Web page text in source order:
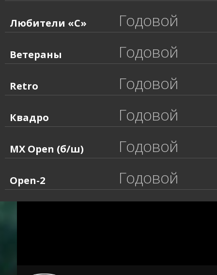
Любители «C» Годовой
Ветераны Годовой
Retro Годовой
Квадро Годовой
MX Open (б/ш) Годовой
Open-2 Годовой